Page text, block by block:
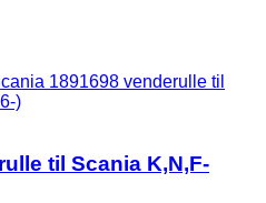
1891698 venderulle til
)
til Scania K,N,F-